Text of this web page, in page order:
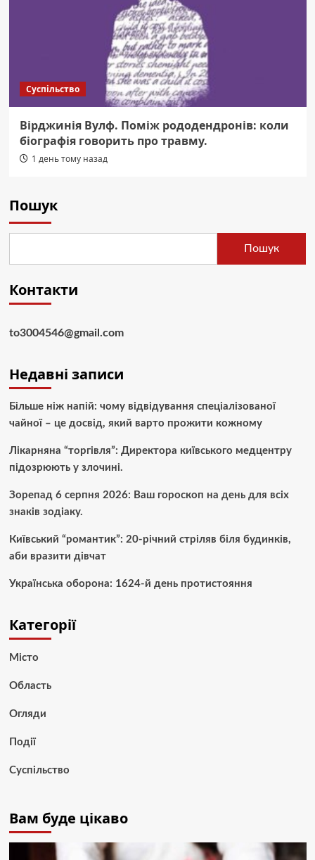
Суспільство
Вірджинія Вулф. Поміж рододендронів: коли
біографія говорить про травму.
1 день тому назад
Пошук
Пошук
Контакти
to3004546@gmail.com
Недавні записи
Більше ніж напій: чому відвідування спеціалізованої
чайної – це досвід, який варто прожити кожному
Лікарняна “торгівля”: Директора київського медцентру
підозрюють у злочині.
Зорепад 6 серпня 2026: Ваш гороскоп на день для всіх
знаків зодіаку.
Київський “романтик”: 20-річний стріляв біля будинків,
аби вразити дівчат
Українська оборона: 1624-й день протистояння
Категорії
Місто
Область
Огляди
Події
Суспільство
Вам буде цікаво